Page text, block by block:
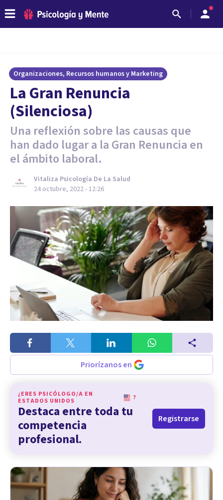
Organizaciones, Recursos humanos y Marketing
La Gran Renuncia
(Silenciosa)
Una reflexión sobre las causas que
han dado lugar a la Gran Renuncia en
el ámbito laboral.
Vitaliza Psicología De La Salud
24 octubre, 2022 - 12:26
Priorízanos en
¿ERES PSICÓLOGO/A EN
ESTADOS UNIDOS
?
Destaca entre toda tu
competencia
profesional.
Registrarse